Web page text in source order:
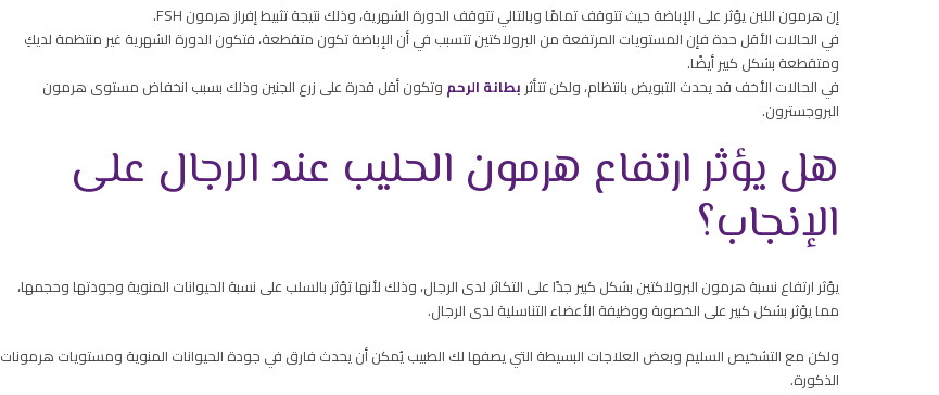
إن هرمون اللبن يؤثر على الإباضة حيث تتوقف تمامًا وبالتالي تتوقف الدورة الشهرية، وذلك نتيجة تثبيط إفراز هرمون FSH.
في الحالات الأقل حدة فإن المستويات المرتفعة من البرولاكتين تتسبب في أن الإباضة تكون متقطعة، فتكون الدورة الشهرية غير منتظمة لديكِ
ومتقطعة بشكل كبير أيضًا.
في الحالات الأخف قد يحدث التبويض بانتظام، ولكن تتأثر بطانة الرحم وتكون أقل قدرة على زرع الجنين وذلك بسبب انخفاض مستوى هرمون
البروجسترون.
هل يؤثر ارتفاع هرمون الحليب عند الرجال على
الإنجاب؟
يؤثر ارتفاع نسبة هرمون البرولاكتين بشكل كبير جدًا على التكاثر لدى الرجال، وذلك لأنها تؤثر بالسلب على نسبة الحيوانات المنوية وجودتها وحجمها،
مما يؤثر بشكل كبير على الخصوبة ووظيفة الأعضاء التناسلية لدى الرجال.
ولكن مع التشخيص السليم وبعض العلاجات البسيطة التي يصفها لك الطبيب يُمكن أن يحدث فارق في جودة الحيوانات المنوية ومستويات هرمونات
الذكورة.